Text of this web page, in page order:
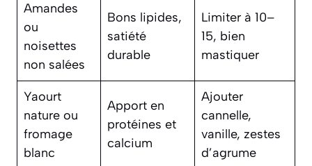
Amandes
ou
noisettes
non salées
Bons lipides,
satiété
durable
Limiter à 10–
15, bien
mastiquer
Yaourt
nature ou
fromage
blanc
Apport en
protéines et
calcium
Ajouter
cannelle,
vanille, zestes
d’agrume